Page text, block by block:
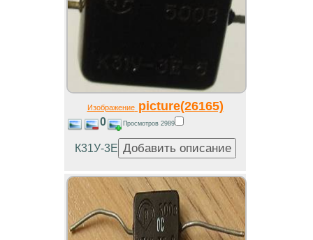
Изображениеpicture(26165)
0 Просмотров 2989
К31У-3Е